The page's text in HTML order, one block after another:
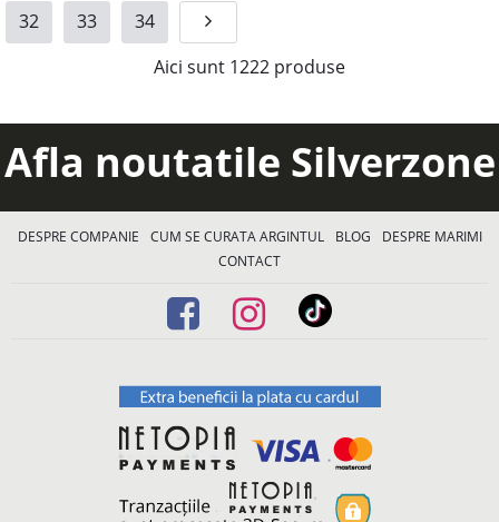
32 33
34
Aici sunt 1222 produse
Afla noutatile Silverzone
DESPRE COMPANIE CUM SE CURATA ARGINTUL BLOG
DESPRE MARIMI
CONTACT